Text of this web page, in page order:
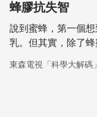
蜂膠抗失智
說到蜜蜂，第一個
乳。但其實，除了
方？臺灣的綠蜂膠，
東森電視「科學大解碼